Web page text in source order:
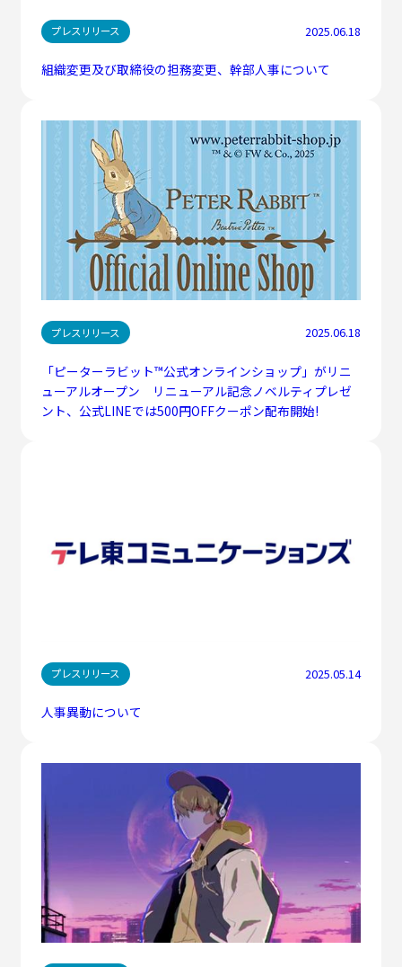
プレスリリース 2025.06.18
組織変更及び取締役の担務変更、幹部人事について
プレスリリース 2025.06.18
「ピーターラビット™公式オンラインショップ」がリニ
ューアルオープン リニューアル記念ノベルティプレゼ
ント、公式LINEでは500円OFFクーポン配布開始!
プレスリリース 2025.05.14
人事異動について